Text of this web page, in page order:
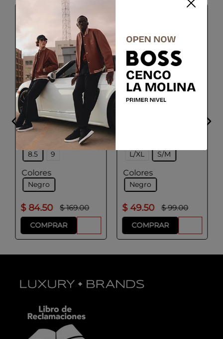
BOSS
Guantes de piel y
mezcla de lana con
estampado de espiga.
8.5 9
Colores
Negro
$ 84.50 $ 169.00
COMPRAR
BOGGI MILANO
L/XL S/M
Colores
Negro
$ 49.50 $ 99.00
COMPRAR